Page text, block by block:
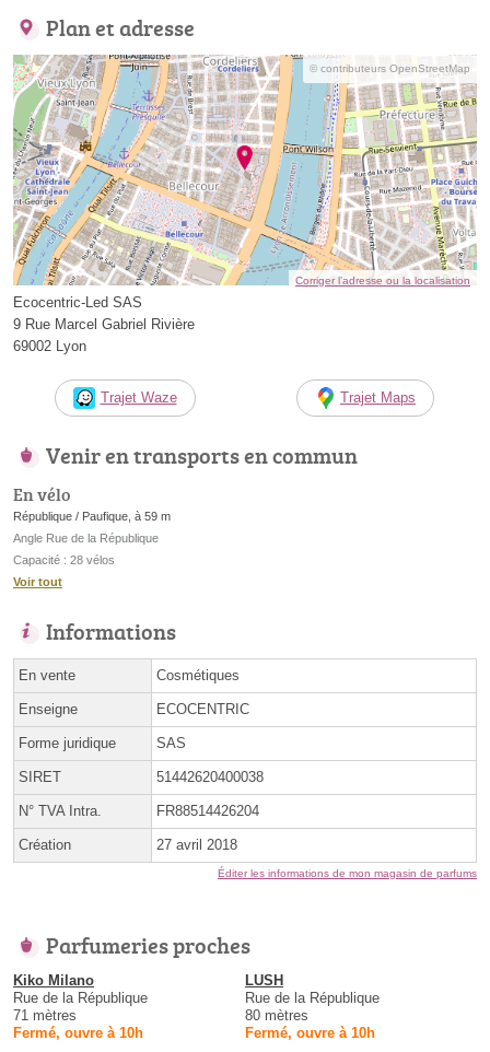
Plan et adresse
© contributeurs OpenStreetMap
Corriger l’adresse ou la localisation
Ecocentric-Led SAS
9 Rue Marcel Gabriel Rivière
69002 Lyon
Trajet Waze Trajet Maps
Venir en transports en commun
En vélo
République / Paufique, à 59 m
Angle Rue de la République
Capacité : 28 vélos
Voir tout
Informations
En vente Cosmétiques
Enseigne ECOCENTRIC
Forme juridique SAS
SIRET 51442620400038
N° TVA Intra. FR88514426204
Création 27 avril 2018
Éditer les informations de mon magasin de parfums
Parfumeries proches
Kiko Milano
Rue de la République
71 mètres
Fermé, ouvre à 10h
LUSH
Rue de la République
80 mètres
Fermé, ouvre à 10h